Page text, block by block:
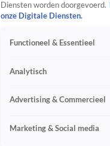
Diensten worden doorgevoerd.
onze Digitale Diensten.
Functioneel & Essentieel
Analytisch
Advertising & Commercieel
Marketing & Social media